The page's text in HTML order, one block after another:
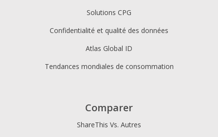
Solutions CPG
Confidentialité et qualité des données
Atlas Global ID
Tendances mondiales de consommation
Comparer
ShareThis Vs. Autres